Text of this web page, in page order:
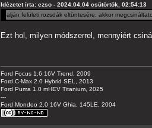
Idézetet írta: ezso - 2024.04.04 csütörtök, 02:54:13
alján felületi rozsdák eltüntesére, akkor
Ezt hol, milyen módszerrel, mennyiért
Ford Focus 1.6 16V Trend, 2009
Ford C-Max 2.0 Hybrid SEL, 2013
Ford Puma 1.0 mHEV Titanium, 2025
---
Ford Mondeo 2.0 16V Ghia, 145LE, 2004